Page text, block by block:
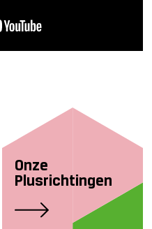
Onze
Plusrichtingen